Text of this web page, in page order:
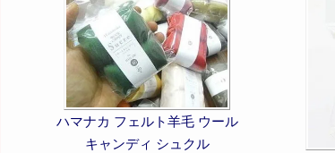
ハマナカ フェルト羊毛 ウール
キャンディ シュクル